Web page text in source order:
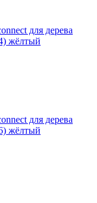
для дерева
жёлтый
для дерева
жёлтый